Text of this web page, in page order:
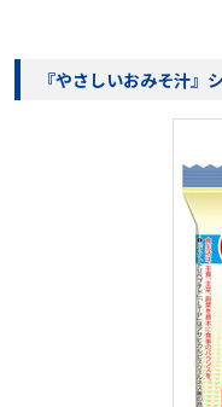
『やさしいおみそ汁』